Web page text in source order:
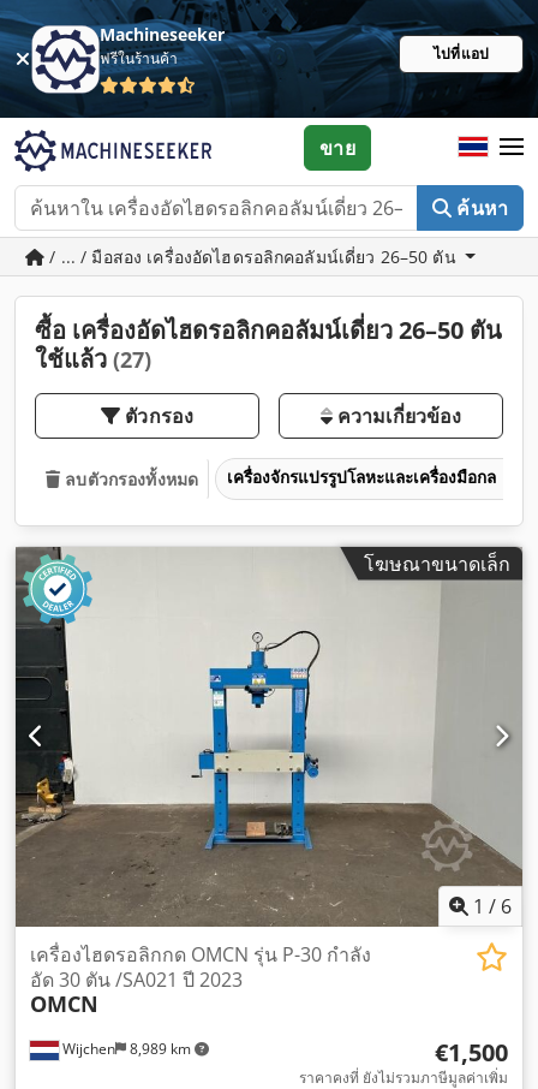
Machineseeker
ฟรีในร้านค้า ไปที่แอป
ค้นหา
ขาย
/ ... / มือสอง เครื่องอัดไฮดรอลิกคอลัมน์เดี่ยว 26–50 ตัน
ซื้อ เครื่องอัดไฮดรอลิกคอลัมน์เดี่ยว 26–50 ตัน
ใช้แล้ว (27)
ตัวกรอง ความเกี่ยวข้อง
ลบตัวกรองทั้งหมด เครื่องจักรแปรรูปโลหะและเครื่องมือกล
โฆษณาขนาดเล็ก
1 / 6
Wijchen 8,989 km
เครื่องไฮดรอลิกกด OMCN รุ่น P-30 กำลัง
อัด 30 ตัน /SA021 ปี 2023
OMCN
€1,500
ราคาคงที่ ยังไม่รวมภาษีมูลค่าเพิ่ม